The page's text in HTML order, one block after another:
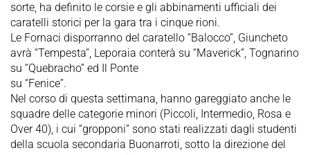
sorte, ha definito le corsie e gli abbinamenti ufficiali dei
caratelli storici per la gara tra i cinque rioni.
Le Fornaci disporranno del caratello “Balocco”, Giuncheto
avrà “Tempesta”, Leporaia conterà su “Maverick”, Tognarino
su “Quebracho” ed Il Ponte
su “Fenice”.
Nel corso di questa settimana, hanno gareggiato anche le
squadre delle categorie minori (Piccoli, Intermedio, Rosa e
Over 40), i cui “gropponi” sono stati realizzati dagli studenti
della scuola secondaria Buonarroti, sotto la direzione del